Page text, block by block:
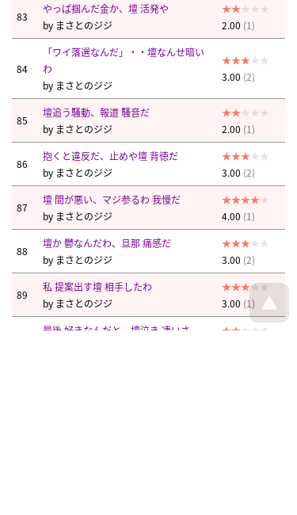
83
やっぱ掴んだ金か、壇 活発や
by まさとのジジ 2.00 (1)
84
「ワイ落選なんだ」・・壇なんせ暗い
わ
by まさとのジジ
3.00 (2)
85
壇追う騒動、報道 騒音だ
by まさとのジジ 2.00 (1)
86
抱くと違反だ、止めや壇 背徳だ
by まさとのジジ 3.00 (2)
87
壇 間が悪い、マジ参るわ 我慢だ
by まさとのジジ 4.00 (1)
88
壇か 鬱なんだわ、旦那 痛感だ
by まさとのジジ 3.00 (2)
89
私 提案出す壇 相手したわ
by まさとのジジ 3.00 (1)
最後 好きなんだと、壇泣き 凄いさ